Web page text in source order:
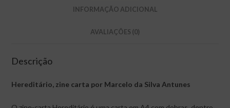
INFORMAÇÃO ADICIONAL
AVALIAÇÕES (0)
Descrição
Hereditário, zine carta por Marcelo da Silva Antunes